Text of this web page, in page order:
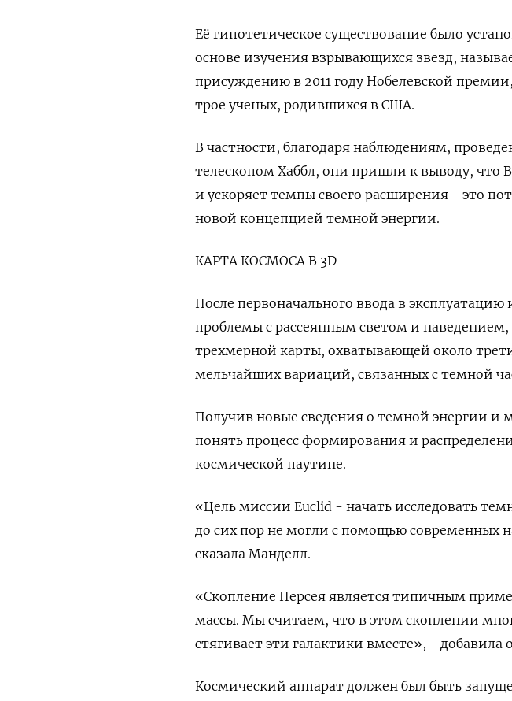
Её гипотетическое существование было
основе изучения взрывающихся звезд,
присуждению в 2011 году Нобелевской
трое ученых, родившихся в США.
В частности, благодаря наблюдениям,
телескопом Хаббл, они пришли к выводу, что
и ускоряет темпы своего расширения - это
новой концепцией темной энергии.
КАРТА КОСМОСА В 3D
После первоначального ввода в
проблемы с рассеянным светом и
трехмерной карты, охватывающей около
мельчайших вариаций, связанных с темной
Получив новые сведения о темной энергии и
понять процесс формирования и
космической паутине.
«Цель миссии Euclid - начать исследовать
до сих пор не могли с помощью современных
сказала Манделл.
«Скопление Персея является типичным
массы. Мы считаем, что в этом скоплении
стягивает эти галактики вместе», - добавила
Космический аппарат должен был быть